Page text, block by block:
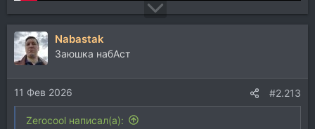
Nabastak
Заюшка набАст
11 Фев 2026 #2.213
Zerocool написал(а):